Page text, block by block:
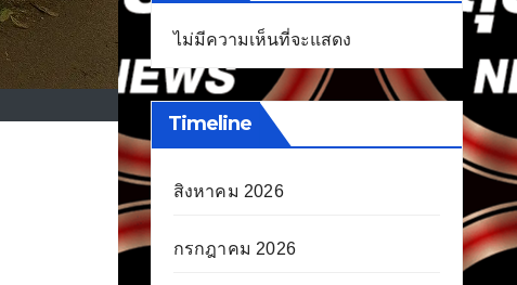
ไม่มีความเห็นที่จะแสดง
Timeline
สิงหาคม 2026
กรกฎาคม 2026